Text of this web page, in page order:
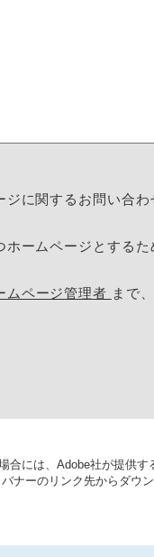
に関するお問い合
ームページとする
ムページ管理者 まで
合には、Adobe社が提供す
ナーのリンク先からダウ